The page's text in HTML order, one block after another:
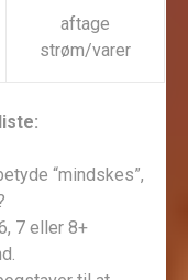
aftage
strøm/varer
“mindskes”,
7 eller 8+